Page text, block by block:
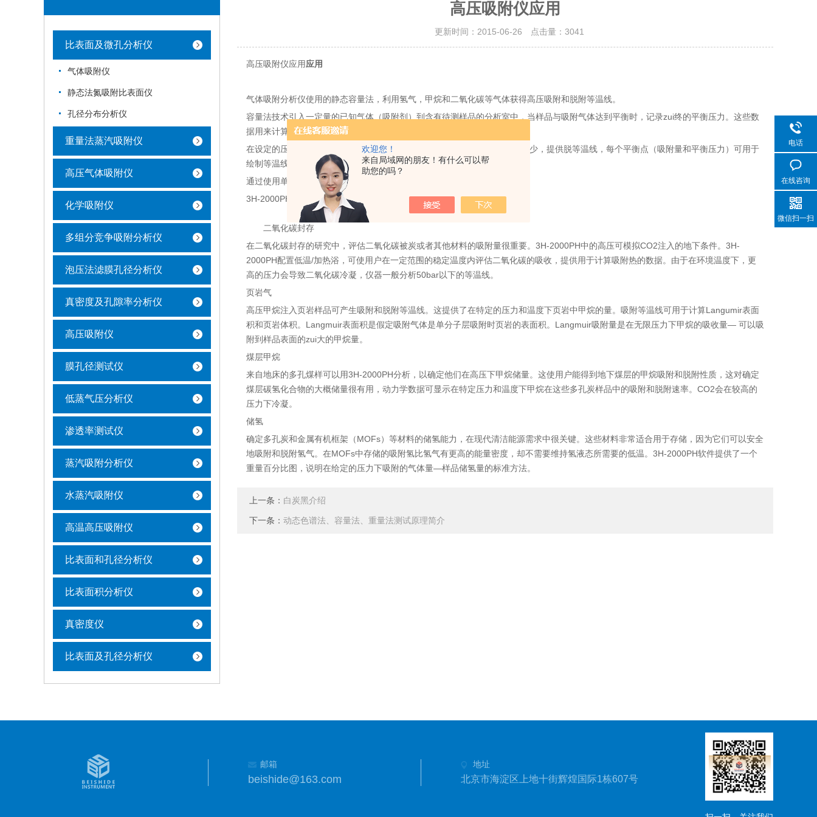
欢迎您！
来自局域网的朋友！有什么可以帮
助您的吗？
比表面及微孔分析仪
气体吸附仪
静态法氮吸附比表面仪
孔径分布分析仪
重量法蒸汽吸附仪
高压气体吸附仪
化学吸附仪
多组分竞争吸附分析仪
泡压法滤膜孔径分析仪
真密度及孔隙率分析仪
高压吸附仪
膜孔径测试仪
低蒸气压分析仪
渗透率测试仪
蒸汽吸附分析仪
水蒸汽吸附仪
高温高压吸附仪
比表面和孔径分析仪
比表面积分析仪
真密度仪
比表面及孔径分析仪
高压吸附仪应用
更新时间：2015-06-26 点击量： 3041
高压吸附仪应用应用
气体吸附分析仪使用的静态容量法，利用氢气，甲烷和二氧化碳等气体获得高压吸附和脱附等温线。
容量法技术引入一定量的已知气体（吸附剂）到含有待测样品的分析室中，当样品与吸附气体达到平衡时，记录zui终的平衡压力。这些数
据用来计算样品吸附气体的量。
在设定的压力间隔内重复这个过程，直到达到预选的zui大压力。然后压力减少，提供脱等温线，每个平衡点（吸附量和平衡压力）可用于
绘制等温线。
通过使用单独的传感器监测歧管和样品室，获得良好的重现性和准确性。
3H-2000PH型高压吸附仪产品应用
二氧化碳封存
在二氧化碳封存的研究中，评估二氧化碳被炭或者其他材料的吸附量很重要。3H-2000PH中的高压可模拟CO2注入的地下条件。3H-
2000PH配置低温/加热浴，可使用户在一定范围的稳定温度内评估二氧化碳的吸收，提供用于计算吸附热的数据。由于在环境温度下，更
高的压力会导致二氧化碳冷凝，仪器一般分析50bar以下的等温线。
页岩气
高压甲烷注入页岩样品可产生吸附和脱附等温线。这提供了在特定的压力和温度下页岩中甲烷的量。吸附等温线可用于计算Langumir表面
积和页岩体积。Langmuir表面积是假定吸附气体是单分子层吸附时页岩的表面积。Langmuir吸附量是在无限压力下甲烷的吸收量— 可以吸
附到样品表面的zui大的甲烷量。
煤层甲烷
来自地床的多孔煤样可以用3H-2000PH分析，以确定他们在高压下甲烷储量。这使用户能得到地下煤层的甲烷吸附和脱附性质，这对确定
煤层碳氢化合物的大概储量很有用，动力学数据可显示在特定压力和温度下甲烷在这些多孔炭样品中的吸附和脱附速率。CO2会在较高的
压力下冷凝。
储氢
确定多孔炭和金属有机框架（MOFs）等材料的储氢能力，在现代清洁能源需求中很关键。这些材料非常适合用于存储，因为它们可以安全
地吸附和脱附氢气。在MOFs中存储的吸附氢比氢气有更高的能量密度，却不需要维持氢液态所需要的低温。3H-2000PH软件提供了一个
重量百分比图，说明在给定的压力下吸附的气体量—样品储氢量的标准方法。
上一条： 白炭黑介绍
下一条： 动态色谱法、容量法、重量法测试原理简介
邮箱
beishide@163.com
地址
北京市海淀区上地十街辉煌国际1栋607号
电话
在线咨询
微信扫一扫